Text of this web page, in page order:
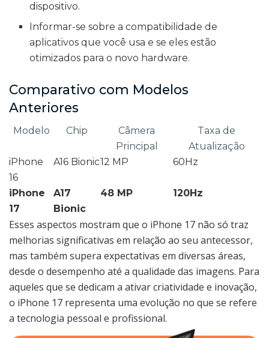
dispositivo.
Informar-se sobre a compatibilidade de
aplicativos que você usa e se eles estão
otimizados para o novo hardware.
Comparativo com Modelos
Anteriores
Modelo Chip
Câmera
Principal
Taxa de
Atualização
iPhone
16
A16 Bionic12 MP 60Hz
iPhone
17
A17
Bionic
48 MP 120Hz
Esses aspectos mostram que o iPhone 17 não só traz
melhorias significativas em relação ao seu antecessor,
mas também supera expectativas em diversas áreas,
desde o desempenho até a qualidade das imagens. Para
aqueles que se dedicam a ativar criatividade e inovação,
o iPhone 17 representa uma evolução no que se refere
a tecnologia pessoal e profissional.